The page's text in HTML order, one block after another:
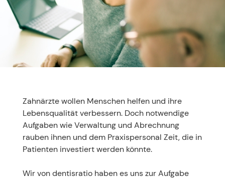
Zahnärzte wollen Menschen helfen und ihre
Lebensqualität verbessern. Doch notwendige
Aufgaben wie Verwaltung und Abrechnung
rauben ihnen und dem Praxispersonal Zeit, die in
Patienten investiert werden könnte.
Wir von dentisratio haben es uns zur Aufgabe